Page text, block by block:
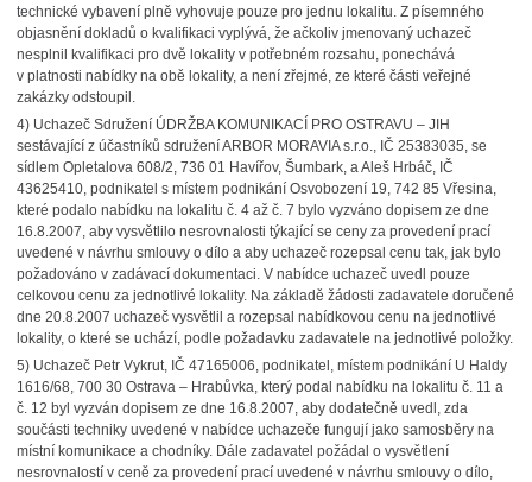
technické vybavení plně vyhovuje pouze pro jednu lokalitu. Z písemného
objasnění dokladů o kvalifikaci vyplývá, že ačkoliv jmenovaný uchazeč
nesplnil kvalifikaci pro dvě lokality v potřebném rozsahu, ponechává
v platnosti nabídky na obě lokality, a není zřejmé, ze které části veřejné
zakázky odstoupil.
4) Uchazeč Sdružení ÚDRŽBA KOMUNIKACÍ PRO OSTRAVU – JIH
sestávající z účastníků sdružení ARBOR MORAVIA s.r.o., IČ 25383035, se
sídlem Opletalova 608/2, 736 01 Havířov, Šumbark, a Aleš Hrbáč, IČ
43625410, podnikatel s místem podnikání Osvobození 19, 742 85 Vřesina,
které podalo nabídku na lokalitu č. 4 až č. 7 bylo vyzváno dopisem ze dne
16.8.2007, aby vysvětlilo nesrovnalosti týkající se ceny za provedení prací
uvedené v návrhu smlouvy o dílo a aby uchazeč rozepsal cenu tak, jak bylo
požadováno v zadávací dokumentaci. V nabídce uchazeč uvedl pouze
celkovou cenu za jednotlivé lokality. Na základě žádosti zadavatele doručené
dne 20.8.2007 uchazeč vysvětlil a rozepsal nabídkovou cenu na jednotlivé
lokality, o které se uchází, podle požadavku zadavatele na jednotlivé položky.
5) Uchazeč Petr Vykrut, IČ 47165006, podnikatel, místem podnikání U Haldy
1616/68, 700 30 Ostrava – Hrabůvka, který podal nabídku na lokalitu č. 11 a
č. 12 byl vyzván dopisem ze dne 16.8.2007, aby dodatečně uvedl, zda
součásti techniky uvedené v nabídce uchazeče fungují jako samosběry na
místní komunikace a chodníky. Dále zadavatel požádal o vysvětlení
nesrovnalostí v ceně za provedení prací uvedené v návrhu smlouvy o dílo,